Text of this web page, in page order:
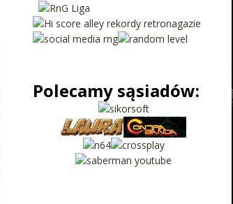
Polecamy sąsiadów: